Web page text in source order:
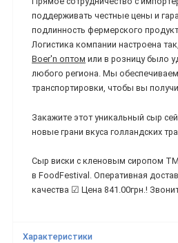
поддерживать честные цены и
подлинность фермерского
Логистика компании настроена
Boer'n оптом или в розницу было
любого региона. Мы
транспортировки, чтобы вы
Закажите этот уникальный сыр
новые грани вкуса голландских
Сыр виски с кленовым сиропом ТМ
в FoodFestival. Оперативная
качества ☑ Цена 841.00грн.!
Характеристики